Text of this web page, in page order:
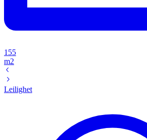
155
m2
Leilighet